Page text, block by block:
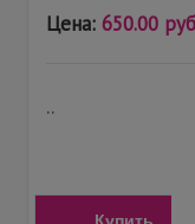
Цена: 650.00
..
Купить